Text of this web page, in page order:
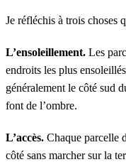
Je réfléchis à trois choses
L’ensoleillement. Les
endroits les plus
généralement le côté sud
font de l’ombre.
L’accès. Chaque parcelle
côté sans marcher sur la